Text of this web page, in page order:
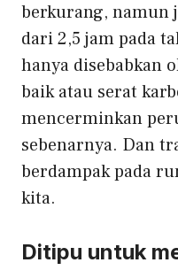
berkurang, namun
dari 2,5 jam pada
hanya disebabkan
baik atau serat
mencerminkan
sebenarnya. Dan
berdampak pada
kita.
Ditipu untuk